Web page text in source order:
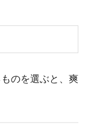
のを選ぶと、爽